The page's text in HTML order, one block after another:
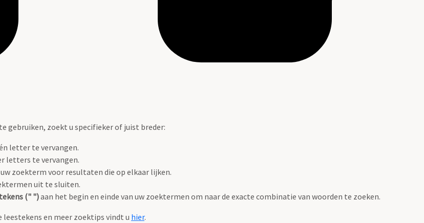
gebruiken, zoekt u specifieker of juist breder:
letter te vervangen.
letters te vervangen.
zoekterm voor resultaten die op elkaar lijken.
uit te sluiten.
(" ")aan het begin en einde van uw zoektermen om naar de exacte combinatie van woorden te zoeken.
leestekens en meer zoektips vindt u hier.